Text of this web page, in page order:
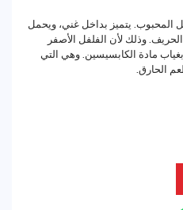
يتميز بداخل غني، ويحمل
وذلك لأن الفلفل الأصفر
بغياب مادة الكابسيسين. وهي التي
الحارق.